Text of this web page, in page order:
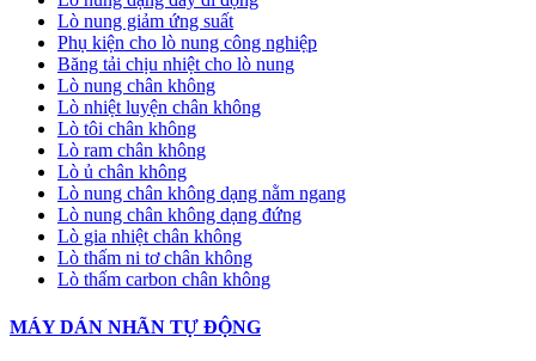
Lò nung giảm ứng suất
Phụ kiện cho lò nung công nghiệp
Băng tải chịu nhiệt cho lò nung
Lò nung chân không
Lò nhiệt luyện chân không
Lò tôi chân không
Lò ram chân không
Lò ủ chân không
Lò nung chân không dạng nằm ngang
Lò nung chân không dạng đứng
Lò gia nhiệt chân không
Lò thấm ni tơ chân không
Lò thấm carbon chân không
MÁY DÁN NHÃN TỰ ĐỘNG